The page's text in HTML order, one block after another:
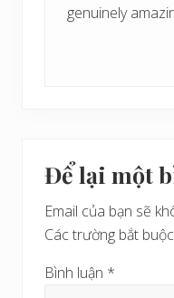
genuinely
Để lại một
Email của bạn sẽ
Các trường bắt
Bình luận *